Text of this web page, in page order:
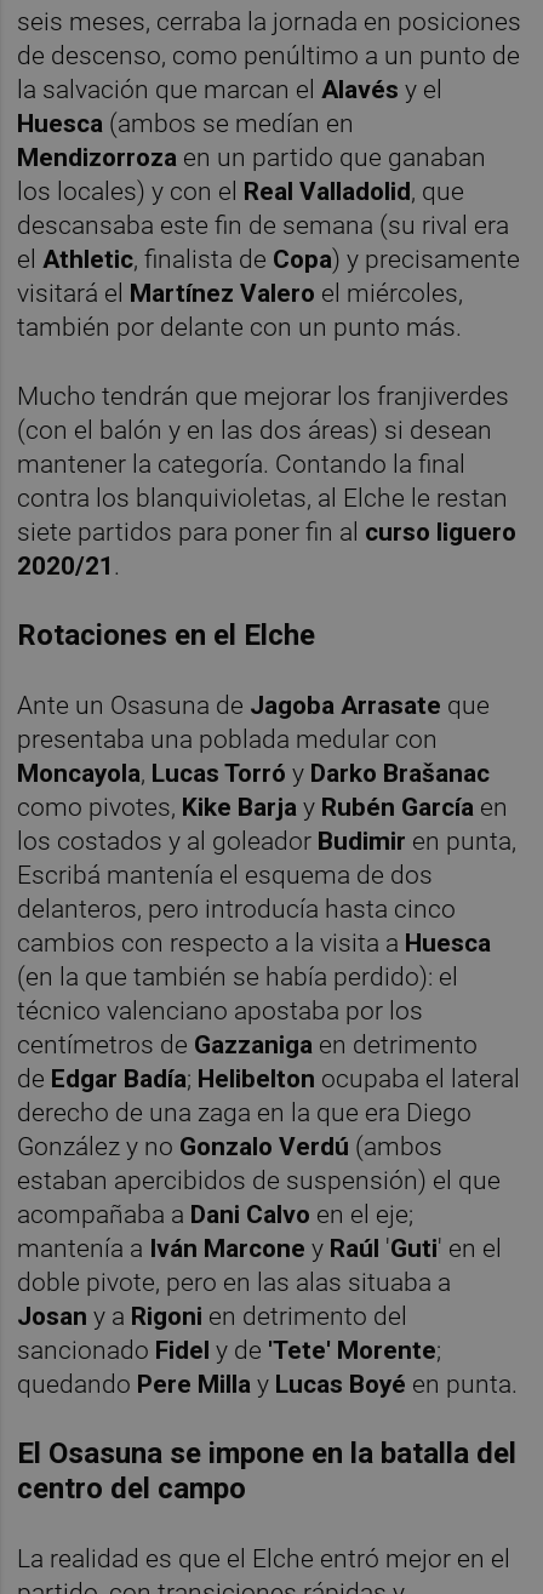
seis meses, cerraba la jornada en posiciones
de descenso, como penúltimo a un punto de
la salvación que marcan elAlavésy el
Huesca (ambos se medían en
Mendizorroza en un partido que ganaban
los locales) y con el RealValladolid, que
descansaba este fin de semana (su rival era
elAthletic, finalista de Copa) y precisamente
visitará el Martínez Valero el miércoles,
también por delante con un punto más.
Mucho tendrán que mejorar los franjiverdes
(con el balón y en las dos áreas) si desean
mantener la categoría. Contando la final
contra los blanquivioletas, al Elche le restan
siete partidos para poner fin al curso liguero
2020/21 .
Rotaciones en el Elche
Ante un Osasuna de Jagoba Arrasate que
presentaba una poblada medular con
Moncayola, Lucas Torró y Darko Brašanac
como pivotes, Kike Barjay Rubén García en
los costados y al goleador Budimir en punta,
Escribá mantenía el esquema de dos
delanteros, pero introducía hasta cinco
cambios con respecto a la visita a Huesca
(en la que también se había perdido): el
técnico valenciano apostaba por los
centímetros de Gazzaniga en detrimento
de Edgar Badía; Helibelton ocupaba el lateral
derecho de una zaga en la que era Diego
González y no Gonzalo Verdú (ambos
estaban apercibidos de suspensión) el que
acompañaba a Dani Calvo en el eje;
mantenía a Iván Marcone y Raúl 'Guti' en el
doble pivote, pero en las alas situaba a
Josany a Rigoni en detrimento del
sancionado Fidely de 'Tete' Morente;
quedando Pere Milla y Lucas Boyé en punta.
El Osasuna se impone en la batalla del
centro del campo
La realidad es que el Elche entró mejor en el